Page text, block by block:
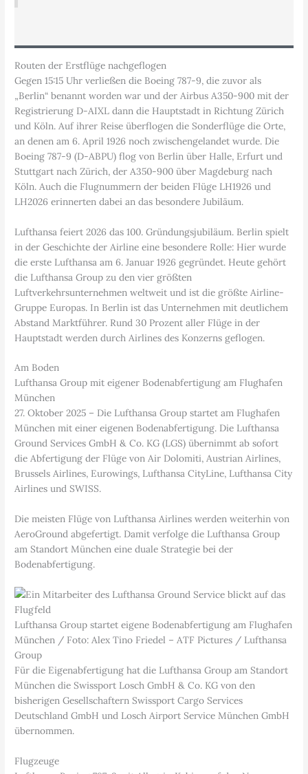
Routen der Erstflüge nachgeflogen
Gegen 15:15 Uhr verließen die Boeing 787-9, die zuvor als
„Berlin“ benannt worden war und der Airbus A350-900 mit der
Registrierung D-AIXL dann die Hauptstadt in Richtung Zürich
und Köln. Auf ihrer Reise überflogen die Sonderflüge die Orte,
an denen am 6. April 1926 noch zwischengelandet wurde. Die
Boeing 787-9 (D-ABPU) flog von Berlin über Halle, Erfurt und
Stuttgart nach Zürich, der A350-900 über Magdeburg nach
Köln. Auch die Flugnummern der beiden Flüge LH1926 und
LH2026 erinnerten dabei an das besondere Jubiläum.
Lufthansa feiert 2026 das 100. Gründungsjubiläum. Berlin spielt
in der Geschichte der Airline eine besondere Rolle: Hier wurde
die erste Lufthansa am 6. Januar 1926 gegründet. Heute gehört
die Lufthansa Group zu den vier größten
Luftverkehrsunternehmen weltweit und ist die größte Airline-
Gruppe Europas. In Berlin ist das Unternehmen mit deutlichem
Abstand Marktführer. Rund 30 Prozent aller Flüge in der
Hauptstadt werden durch Airlines des Konzerns geflogen.
Am Boden
Lufthansa Group mit eigener Bodenabfertigung am Flughafen
München
27. Oktober 2025 – Die Lufthansa Group startet am Flughafen
München mit einer eigenen Bodenabfertigung. Die Lufthansa
Ground Services GmbH & Co. KG (LGS) übernimmt ab sofort
die Abfertigung der Flüge von Air Dolomiti, Austrian Airlines,
Brussels Airlines, Eurowings, Lufthansa CityLine, Lufthansa City
Airlines und SWISS.
Die meisten Flüge von Lufthansa Airlines werden weiterhin von
AeroGround abgefertigt. Damit verfolge die Lufthansa Group
am Standort München eine duale Strategie bei der
Bodenabfertigung.
Lufthansa Group startet eigene Bodenabfertigung am Flughafen
München / Foto: Alex Tino Friedel – ATF Pictures / Lufthansa
Group
Für die Eigenabfertigung hat die Lufthansa Group am Standort
München die Swissport Losch GmbH & Co. KG von den
bisherigen Gesellschaftern Swissport Cargo Services
Deutschland GmbH und Losch Airport Service München GmbH
übernommen.
Flugzeuge